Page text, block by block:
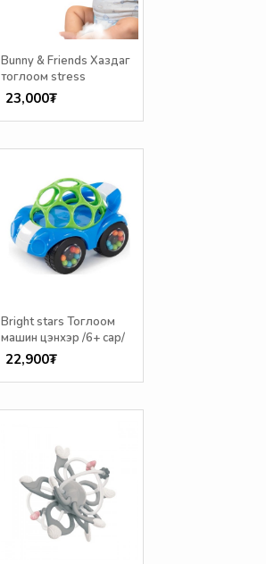
Bunny & Friends Хаздаг
тоглоом stress
23,000₮
Bright stars Тоглоом
машин цэнхэр /6+ сар/
22,900₮